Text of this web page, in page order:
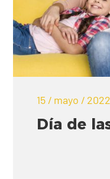
15 / mayo / 2022
Día de